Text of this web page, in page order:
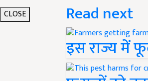
CLOSE
Read next
इस राज्य में